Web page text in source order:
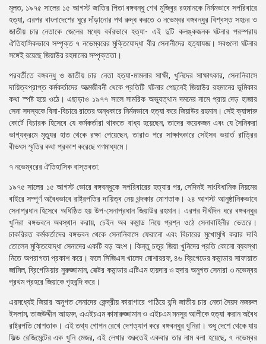
ইশতেহার
মূলত, ১৯৭৫ সালের ১৫ আগস্ট জাতির পিতা বঙ্গবন্ধু শেখ মুজিবুর রহমানকে নির্মমভাবে সপরিবারে
হত্যা, এরপর বাংলাদেশের ঘুরে দাঁড়ানোর পথ রুদ্ধ করতে ৩ নভেম্বর বঙ্গবন্ধুর বিশ্বস্ত সহচর ও
জাতীয় চার নেতাকে জেলের মধ্যে বর্বরভাবে হত্যা- এই দুটি কলঙ্কজনক ঘটনার পরম্পরায়
ঐতিহাসিকভাবে সম্পৃক্ত ৭ নভেম্বরের মুক্তিযোদ্ধা বীর সেনানীদের হত্যাযজ্ঞ। সবগুলো ঘটনার
সঙ্গেই রয়েছে জিয়াউর রহমানের সম্পৃক্ততা।
পরবর্তীতে বঙ্গবন্ধু ও জাতীয় চার নেতা হত্যা-মামলার সাক্ষী, খুনিদের সাক্ষাৎকার, সেনানিবাসে
দায়িত্বপ্রাপ্ত কর্মকর্তাদের আত্মজীবনী থেকে প্রতিটি ঘটনার পেছনেই জিয়াউর রহমানের ভূমিকার
কথা স্পষ্ট হয়ে ওঠে। এছাড়াও ১৯৭৭ সালে সামরিক অভ্যুত্থান দমনের নামে প্রায় দেড় হাজার
সেনা সদস্যকে বিনা-বিচারে রাতের অন্ধকারে নির্মমভাবে হত্যা করে জিয়াউর রহমান। সেই ক্যাঙ্গারু
কোর্টে বিচারক হিসেবে যে কর্মকর্তারা থাকতে বাধ্য হয়েছেন, তাদের কয়েকজন এবং যে সৈনিকরা
ভাগ্যক্রমে মৃত্যুর হাত থেকে রক্ষা পেয়েছেন, তারাও পরে সাক্ষাৎকারে সেইসব ভয়ার্ত রাত্রির
বীভৎস স্মৃতির কথা প্রকাশ করেছে গণমাধ্যমে।
৭ নভেম্বরের ঐতিহাসিক বাস্তবতা:
১৯৭৫ সালের ১৫ আগস্ট ভোরে বঙ্গবন্ধুকে সপরিবারের হত্যার পর, সেদিনই সাংবিধানিক নিয়মের
বাইরে সম্পূর্ণ অবৈধভাবে রাষ্ট্রপতির দায়িত্ব নেয় খন্দকার মোশতাক। ২৪ আগস্ট আনুষ্ঠানিকভাবে
সেনাপ্রধান হিসেবে অধিষ্ঠিত হয় উপ-সেনাপ্রধান জিয়াউর রহমান। এরপর দীর্ঘদিন ধরে বঙ্গবন্ধুর
খুনিরা বঙ্গভবনে অবস্থান করায়, চেইন অব কমান্ড নিয়ে প্রশ্ন ওঠে সেনাবাহিনীর ভেতরে।
চাকরিরত কর্মকর্তাদের বঙ্গভবন থেকে সেনানিবাসে ফেরানো এবং বিচারের মুখোমুখি করার দাবি
তোলেন মুক্তিযোদ্ধা সেনাদের একটি বড় অংশ। কিন্তু চতুর জিয়া খুনিদের প্রতি কোনো ব্যবস্থা
নিতে অপরাগতা প্রকাশ করে। ফলে সিজিএস খালেদ মোশাররফ, ৪৬ ব্রিগেডের কমান্ডার সাফায়াত
জামিল, ব্রিগেডিয়ার নুরুজ্জামান, সেক্টর কমান্ডার এটিএম হায়দার ও হুদার অনুগত সেনারা ৩ নভেম্বর
প্রথম প্রহরে জিয়াকে গৃহবন্দি করে।
এরমধ্যেই জিয়ার অনুগত সেনাদের কেন্দ্রীয় কারাগারে পাঠিয়ে বন্দি জাতীয় চার নেতা সৈয়দ নজরুল
ইসলাম, তাজউদ্দীন আহমদ, এএইচএম কামারুজ্জামান ও এইচএম মনসুর আলীকে হত্যা করান অবৈধ
রাষ্ট্রপতি মোশতাক। এই তথ্য গোপন রেখে দেশত্যাগ করে বঙ্গবন্ধুর খুনিরা। শুধু দেশে থেকে যায়
ফিল্ড রেজিমেন্টের এক খুনি মেজর, এই লেখার শুরুতেই একবার তার নাম বলা হয়েছে, ৭ নভেম্বর